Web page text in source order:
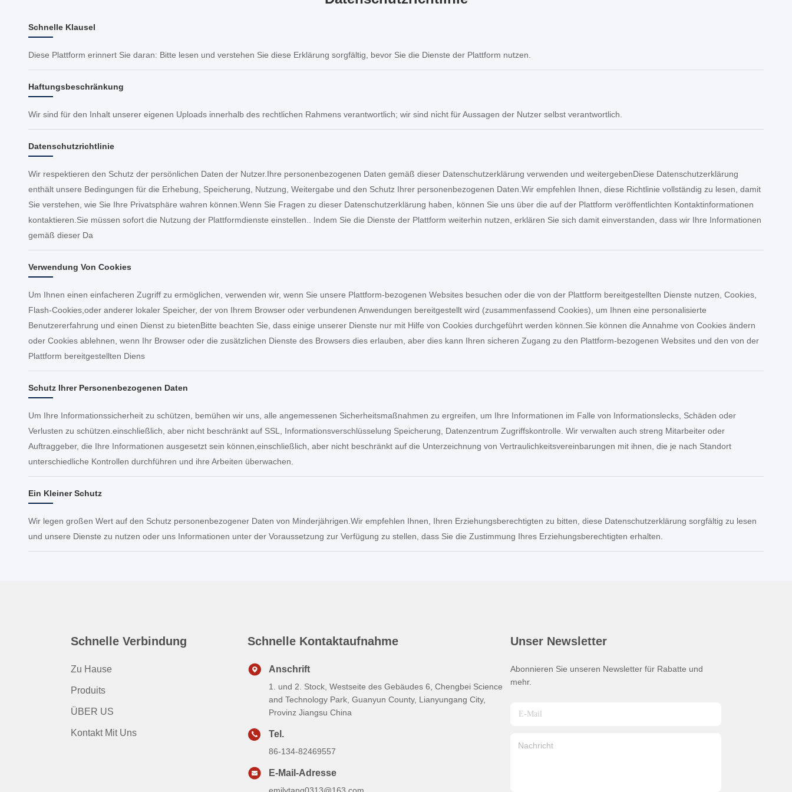
Schnelle Klausel
Diese Plattform erinnert Sie daran: Bitte lesen und verstehen Sie diese Erklärung sorgfältig, bevor Sie die Dienste der Plattform nutzen.
Haftungsbeschränkung
Wir sind für den Inhalt unserer eigenen Uploads innerhalb des rechtlichen Rahmens verantwortlich; wir sind nicht für Aussagen der Nutzer selbst verantwortlich.
Datenschutzrichtlinie
Wir respektieren den Schutz der persönlichen Daten der Nutzer.Ihre personenbezogenen Daten gemäß dieser Datenschutzerklärung verwenden und weitergebenDiese Datenschutzerklärung
enthält unsere Bedingungen für die Erhebung, Speicherung, Nutzung, Weitergabe und den Schutz Ihrer personenbezogenen Daten.Wir empfehlen Ihnen, diese Richtlinie vollständig zu lesen, damit
Sie verstehen, wie Sie Ihre Privatsphäre wahren können.Wenn Sie Fragen zu dieser Datenschutzerklärung haben, können Sie uns über die auf der Plattform veröffentlichten Kontaktinformationen
kontaktieren.Sie müssen sofort die Nutzung der Plattformdienste einstellen.. Indem Sie die Dienste der Plattform weiterhin nutzen, erklären Sie sich damit einverstanden, dass wir Ihre Informationen
gemäß dieser Da
Verwendung Von Cookies
Um Ihnen einen einfacheren Zugriff zu ermöglichen, verwenden wir, wenn Sie unsere Plattform-bezogenen Websites besuchen oder die von der Plattform bereitgestellten Dienste nutzen, Cookies,
Flash-Cookies,oder anderer lokaler Speicher, der von Ihrem Browser oder verbundenen Anwendungen bereitgestellt wird (zusammenfassend Cookies), um Ihnen eine personalisierte
Benutzererfahrung und einen Dienst zu bietenBitte beachten Sie, dass einige unserer Dienste nur mit Hilfe von Cookies durchgeführt werden können.Sie können die Annahme von Cookies ändern
oder Cookies ablehnen, wenn Ihr Browser oder die zusätzlichen Dienste des Browsers dies erlauben, aber dies kann Ihren sicheren Zugang zu den Plattform-bezogenen Websites und den von der
Plattform bereitgestellten Diens
Schutz Ihrer Personenbezogenen Daten
Um Ihre Informationssicherheit zu schützen, bemühen wir uns, alle angemessenen Sicherheitsmaßnahmen zu ergreifen, um Ihre Informationen im Falle von Informationslecks, Schäden oder
Verlusten zu schützen.einschließlich, aber nicht beschränkt auf SSL, Informationsverschlüsselung Speicherung, Datenzentrum Zugriffskontrolle. Wir verwalten auch streng Mitarbeiter oder
Auftraggeber, die Ihre Informationen ausgesetzt sein können,einschließlich, aber nicht beschränkt auf die Unterzeichnung von Vertraulichkeitsvereinbarungen mit ihnen, die je nach Standort
unterschiedliche Kontrollen durchführen und ihre Arbeiten überwachen.
Ein Kleiner Schutz
Wir legen großen Wert auf den Schutz personenbezogener Daten von Minderjährigen.Wir empfehlen Ihnen, Ihren Erziehungsberechtigten zu bitten, diese Datenschutzerklärung sorgfältig zu lesen
und unsere Dienste zu nutzen oder uns Informationen unter der Voraussetzung zur Verfügung zu stellen, dass Sie die Zustimmung Ihres Erziehungsberechtigten erhalten.
Schnelle Verbindung
Zu Hause
Produits
ÜBER US
Kontakt Mit Uns
Schnelle Kontaktaufnahme
Anschrift
1. und 2. Stock, Westseite des Gebäudes 6, Chengbei Science
and Technology Park, Guanyun County, Lianyungang City,
Provinz Jiangsu China
Tel.
86-134-82469557
E-Mail-Adresse
Unser Newsletter
Abonnieren Sie unseren Newsletter für Rabatte und
mehr.